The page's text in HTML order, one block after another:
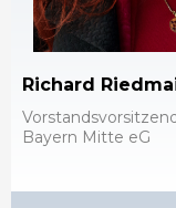
Richard
Bayern Mitte eG